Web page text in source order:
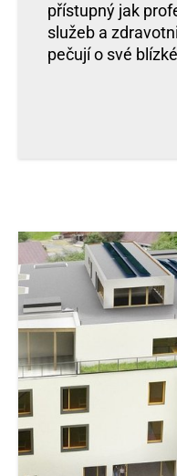
přístupný jak
služeb a
pečují o své